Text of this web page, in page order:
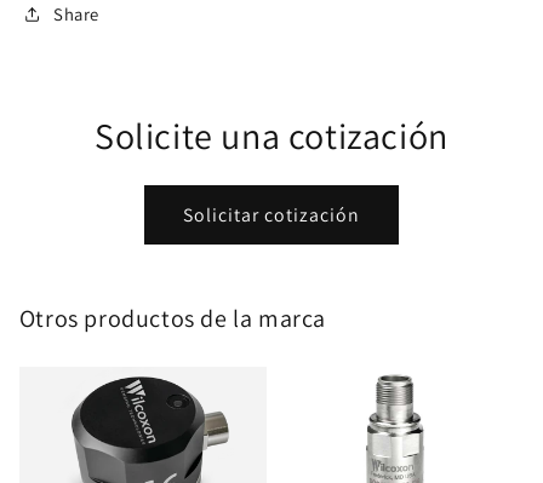
Share
Solicite una cotización
Solicitar cotización
Otros productos de la marca